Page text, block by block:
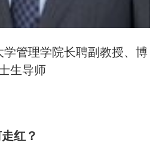
学管理学院长聘副教授、博
生导师
红？